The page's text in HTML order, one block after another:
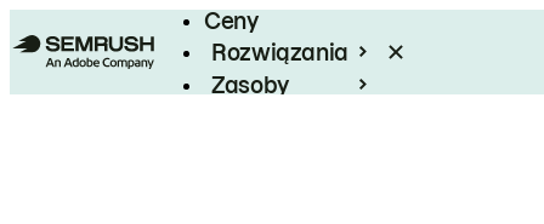
Ceny
Rozwiązania
Zasoby